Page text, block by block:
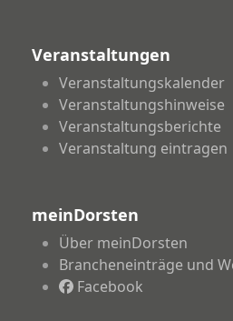
Veranstaltungen
Veranstaltungskalender
Veranstaltungshinweise
Veranstaltungsberichte
Veranstaltung eintragen
meinDorsten
Über meinDorsten
Brancheneinträge und
Facebook